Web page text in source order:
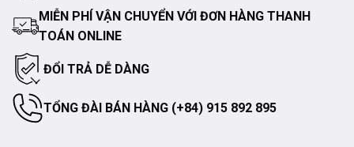
MIỄN PHÍ VẬN CHUYỂN VỚI ĐƠN HÀNG THANH
TOÁN ONLINE
ĐỔI TRẢ DỄ DÀNG
TỔNG ĐÀI BÁN HÀNG (+84) 915 892 895